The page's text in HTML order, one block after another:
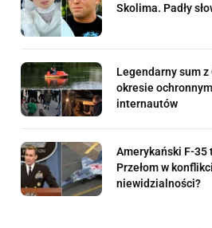
Skolima. Padły
Legendarny sum z
okresie
internautów
Amerykański F-35
Przełom w
niewidzialności?